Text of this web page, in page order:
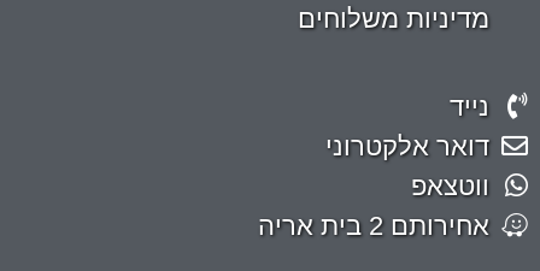
מדיניות משלוחים
נייד
דואר אלקטרוני
ווטצאפ
אחירותם 2 בית אריה